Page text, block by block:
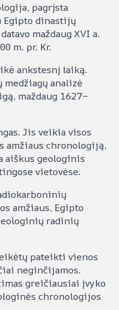
pagrįsta
dinastijų
maždaug XVI a.
m. pr. Kr.
ankstesnį laiką.
analizė
maždaug 1627–
Jis veikia visos
amžiaus chronologiją,
aiškus geologinis
vietovėse.
amžiaus, Egipto
radinių
pateikti vienos
neginčijamos.
greičiausiai įvyko
chronologijos